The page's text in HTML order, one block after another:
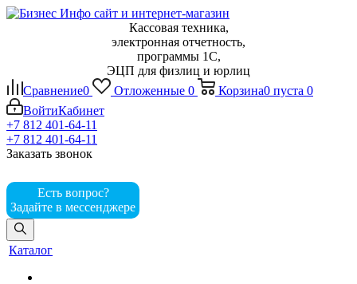
Кассовая техника,
электронная отчетность,
программы 1С,
ЭЦП для физлиц и юрлиц
Сравнение0 Отложенные 0 Корзина0 пуста 0
ВойтиКабинет
+7 812 401-64-11
+7 812 401-64-11
Заказать звонок
Есть вопрос?
Задайте в мессенджере
Каталог